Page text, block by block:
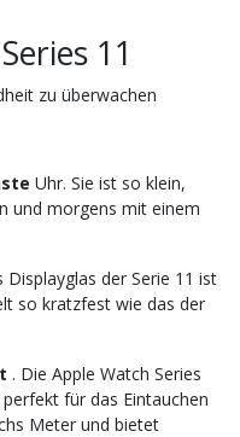
11
zu überwachen
Uhr. Sie ist so klein,
und morgens mit einem
Displayglas der Serie 11 ist
so kratzfest wie das der
. Die Apple Watch Series
für das Eintauchen
Meter und bietet